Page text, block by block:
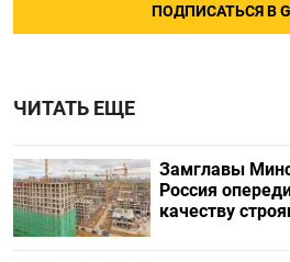
ПОДПИСАТЬСЯ В
ЧИТАТЬ ЕЩЕ
Замглавы
Россия
качеству